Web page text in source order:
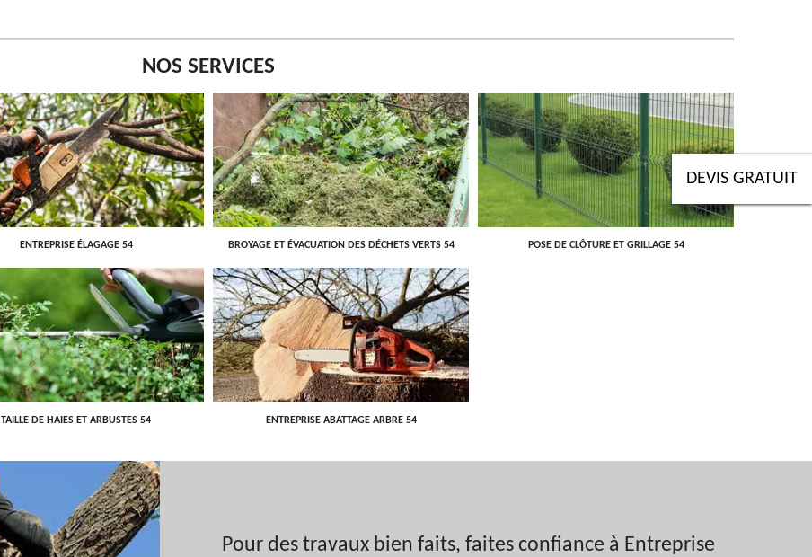
DEVIS GRATUIT
NOS SERVICES
ENTREPRISE ÉLAGAGE 54 BROYAGE ET ÉVACUATION DES DÉCHETS VERTS 54 POSE DE CLÔTURE ET GRILLAGE 54
TAILLE DE HAIES ET ARBUSTES 54 ENTREPRISE ABATTAGE ARBRE 54
Pour des travaux bien faits, faites confiance à Entreprise